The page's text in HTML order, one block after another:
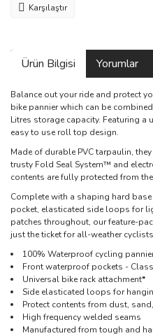
Karşılaştır
Ürün Bilgisi Yorumlar
Balance out your ride and protect
bike pannier which can be
Litres storage capacity. Featuring a
easy to use roll top design.
Made of durable PVC tarpaulin,
trusty Fold Seal System™ and
contents are fully protected from
Complete with a shaping hard
pocket, elasticated side loops for
patches throughout, our feature-
just the ticket for all-weather
100% Waterproof cycling
Front waterproof pockets -
Universal bike rack attachment*
Side elasticated loops for
Protect contents from dust,
High frequency welded seams
Manufactured from tough and